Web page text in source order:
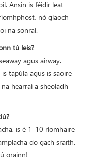
Ansin is féidir leat
nó glaoch
na sonraí.
tú leis?
agus airway.
tapúla agus is saoire
hearraí a sheoladh
is é 1-10 ríomhaire
do gach sraith.
orainn!